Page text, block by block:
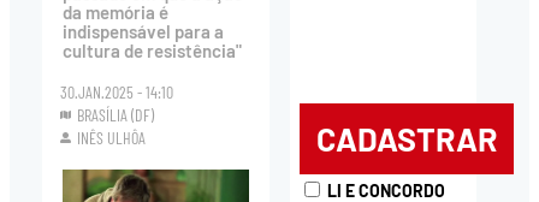
da memória é
indispensável para a
cultura de resistência"
30.JAN.2025 - 14:10
BRASÍLIA (DF)
INÊS ULHÔA
LI E CONCORDO